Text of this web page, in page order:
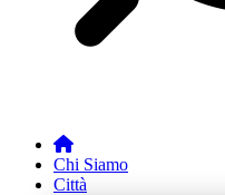
Chi Siamo
Città